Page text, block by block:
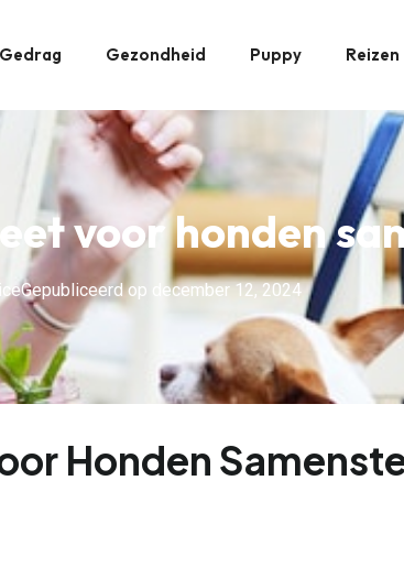
Gedrag Gezondheid Puppy Reizen
voor honden
Gepubliceerd op december 12, 2024
Honden